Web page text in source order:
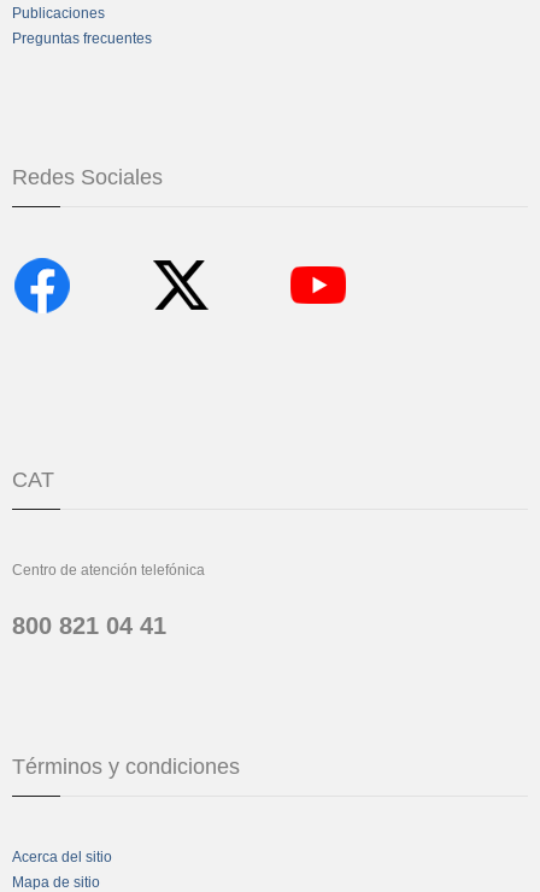
Publicaciones
Preguntas frecuentes
Redes Sociales
CAT
Centro de atención telefónica
800 821 04 41
Términos y condiciones
Acerca del sitio
Mapa de sitio